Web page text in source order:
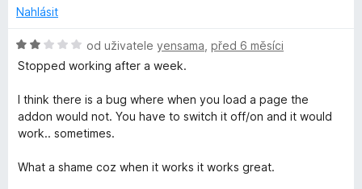
z
c
n
1
z
5
Nahlásit
H
o
n
o
c
n
od uživatele yensama před 6 měsíci
Stopped working after a week.
I think there is a bug where when you load a page the
addon would not. You have to switch it off/on and it would
work.. sometimes.
What a shame coz when it works it works great.